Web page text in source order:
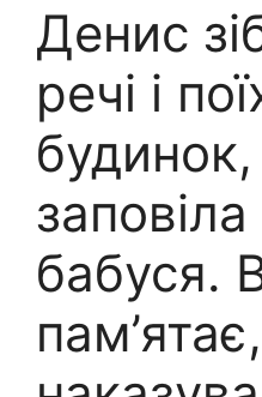
Денис
речі і
бабуся.